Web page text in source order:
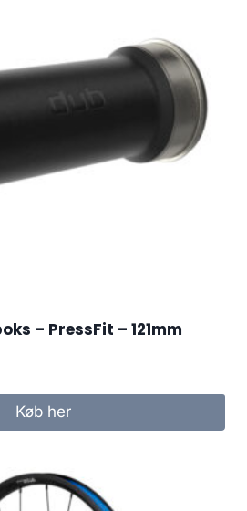
– PressFit – 121mm
Køb her